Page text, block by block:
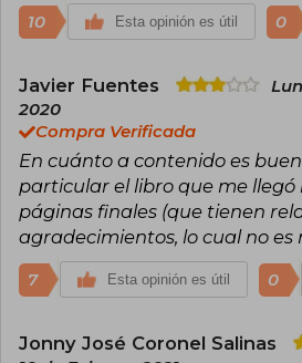
10 Esta opinión es útil 0
Javier Fuentes
2020
Compra Verificada
En cuánto a contenido es
particular el libro que me
páginas finales (que tienen
agradecimientos, lo cual no es
7 Esta opinión es útil 0
Jonny José Coronel Salinas